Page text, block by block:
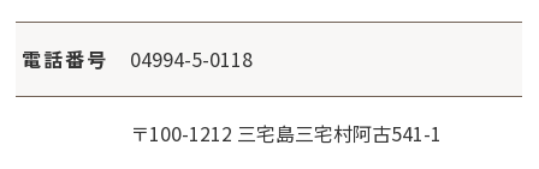
電話番号 04994-5-0118
〒100-1212 三宅島三宅村阿古541-1